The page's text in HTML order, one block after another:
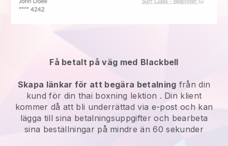
Få betalt på väg med Blackbell
Skapa länkar för att begära betalning från din
kundför din thai boxning lektion . Din klient
kommer då att bli underrättad via e-post och kan
lägga till sina betalningsuppgifter och bearbeta
sina beställningar på mindre än 60 sekunder